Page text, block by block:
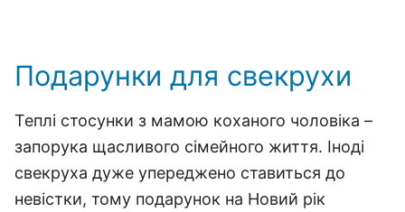
Подарунки для свекрухи
Теплі стосунки з мамою коханого чоловіка –
запорука щасливого сімейного життя. Іноді
свекруха дуже упереджено ставиться до
невістки, тому подарунок на Новий рік